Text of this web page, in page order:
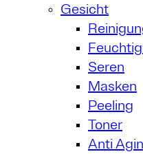
Gesicht
Seren
Masken
Peeling
Toner
Anti